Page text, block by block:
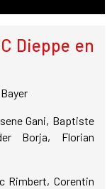
Dieppe en
Gani, Baptiste
Borja, Florian
Rimbert, Corentin